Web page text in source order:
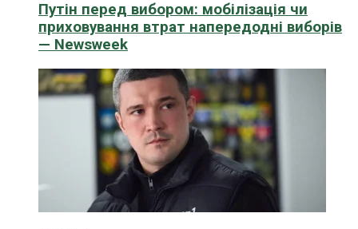
Путін перед вибором: мобілізація чи
приховування втрат напередодні виборів
— Newsweek